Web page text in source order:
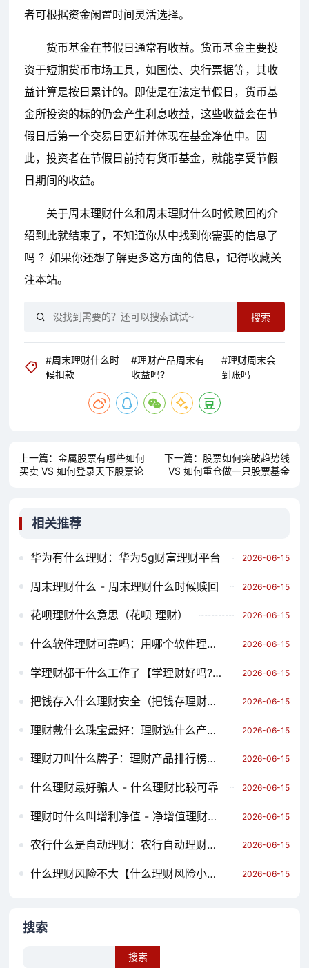
者可根据资金闲置时间灵活选择。
货币基金在节假日通常有收益。货币基金主要投
资于短期货币市场工具，如国债、央行票据等，其收
益计算是按日累计的。即使是在法定节假日，货币基
金所投资的标的仍会产生利息收益，这些收益会在节
假日后第一个交易日更新并体现在基金净值中。因
此，投资者在节假日前持有货币基金，就能享受节假
日期间的收益。
关于周末理财什么和周末理财什么时候赎回的介
绍到此就结束了，不知道你从中找到你需要的信息了
吗 ？如果你还想了解更多这方面的信息，记得收藏关
注本站。
搜索
#周末理财什么时
候扣款
#理财产品周末有
收益吗?
#理财周末会
到账吗
上一篇： 金属股票有哪些如何
买卖 VS 如何登录天下股票论
下一篇： 股票如何突破趋势线
VS 如何重仓做一只股票基金
相关推荐
华为有什么理财：华为5g财富理财平台 2026-06-15
周末理财什么 - 周末理财什么时候赎回 2026-06-15
花呗理财什么意思（花呗 理财） 2026-06-15
什么软件理财可靠吗：用哪个软件理财最好 2026-06-15
学理财都干什么工作了【学理财好吗?】 2026-06-15
把钱存入什么理财安全（把钱存理财安全吗） 2026-06-15
理财戴什么珠宝最好：理财选什么产品比较好 2026-06-15
理财刀叫什么牌子：理财产品排行榜前十名 2026-06-15
什么理财最好骗人 - 什么理财比较可靠 2026-06-15
理财时什么叫增利净值 - 净增值理财产品 2026-06-15
农行什么是自动理财：农行自动理财好不好 2026-06-15
什么理财风险不大【什么理财风险小收益高】 2026-06-15
搜索